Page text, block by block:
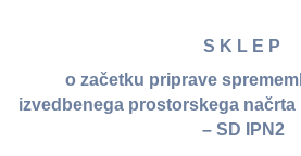
S K L E P
o začetku priprave
izvedbenega prostorskega
– SD IPN2